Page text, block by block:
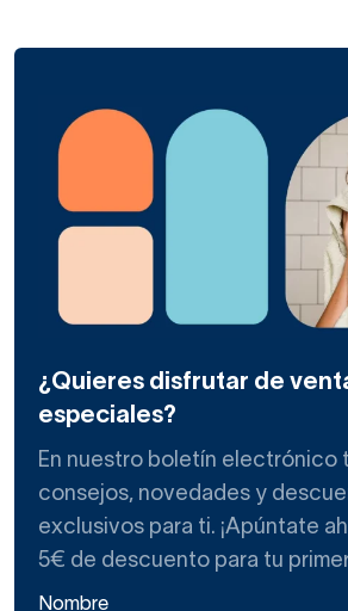
¿Quieres disfrutar de
especiales?
En nuestro boletín electrónico
consejos, novedades y
exclusivos para ti. ¡Apúntate
5€ de descuento para tu
Nombre